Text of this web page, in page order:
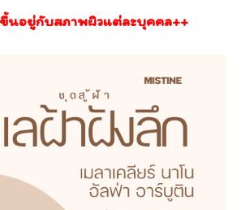
นอยู่กับสภาพผิวแต่ละบุคคล++